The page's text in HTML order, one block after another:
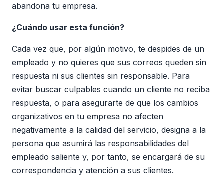
abandona tu empresa.
¿Cuándo usar esta función?
Cada vez que, por algún motivo, te despides de un
empleado y no quieres que sus correos queden sin
respuesta ni sus clientes sin responsable. Para
evitar buscar culpables cuando un cliente no reciba
respuesta, o para asegurarte de que los cambios
organizativos en tu empresa no afecten
negativamente a la calidad del servicio, designa a la
persona que asumirá las responsabilidades del
empleado saliente y, por tanto, se encargará de su
correspondencia y atención a sus clientes.